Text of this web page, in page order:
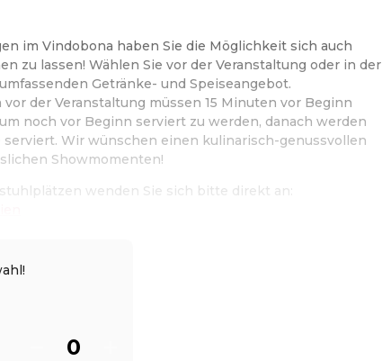
im Vindobona haben Sie die Möglichkeit sich auch
zu lassen! Wählen Sie vor der Veranstaltung oder in der
Getränke- und Speiseangebot.
der Veranstaltung müssen 15 Minuten vor Beginn
noch vor Beginn serviert zu werden, danach werden
serviert. Wir wünschen einen kulinarisch-genussvollen
Showmomenten!
wenden Sie sich bitte direkt an: